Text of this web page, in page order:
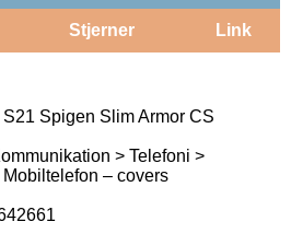
Stjerner Link
Spigen Slim Armor CS
> Telefoni >
– covers